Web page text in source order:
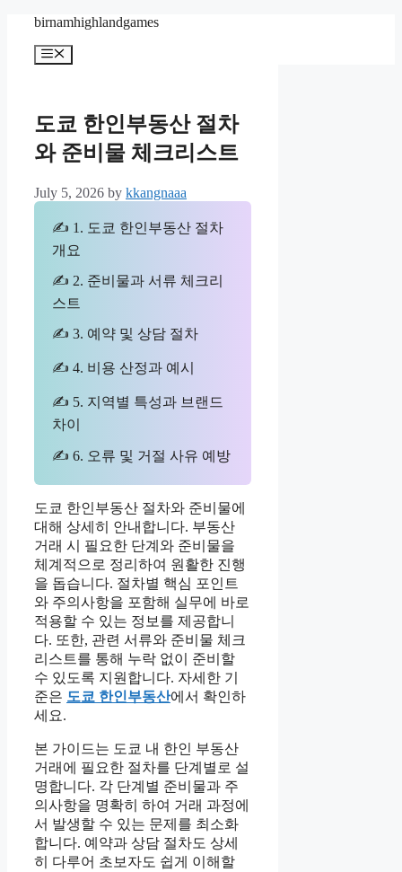
content
birnamhighlandgames
Menu
도쿄 한인부동산 절차
와 준비물 체크리스트
July 5, 2026 by kkangnaaa
✍ 1. 도쿄 한인부동산 절차
개요
✍ 2. 준비물과 서류 체크리
스트
✍ 3. 예약 및 상담 절차
✍ 4. 비용 산정과 예시
✍ 5. 지역별 특성과 브랜드
차이
✍ 6. 오류 및 거절 사유 예방
도쿄 한인부동산 절차와 준비물에
대해 상세히 안내합니다. 부동산
거래 시 필요한 단계와 준비물을
체계적으로 정리하여 원활한 진행
을 돕습니다. 절차별 핵심 포인트
와 주의사항을 포함해 실무에 바로
적용할 수 있는 정보를 제공합니
다. 또한, 관련 서류와 준비물 체크
리스트를 통해 누락 없이 준비할
수 있도록 지원합니다. 자세한 기
준은 도쿄 한인부동산에서 확인하
세요.
본 가이드는 도쿄 내 한인 부동산
거래에 필요한 절차를 단계별로 설
명합니다. 각 단계별 준비물과 주
의사항을 명확히 하여 거래 과정에
서 발생할 수 있는 문제를 최소화
합니다. 예약과 상담 절차도 상세
히 다루어 초보자도 쉽게 이해할